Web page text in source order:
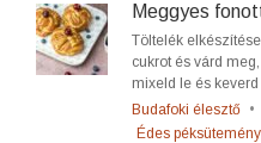
Meggyes
Töltelék
cukrot és várd
mixeld le és
Budafoki élesztő •
Édes